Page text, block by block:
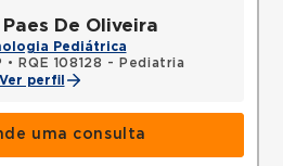
De Oliveira
Pediátrica
•
RQE 108128 - Pediatria
Ver perfil
uma consulta